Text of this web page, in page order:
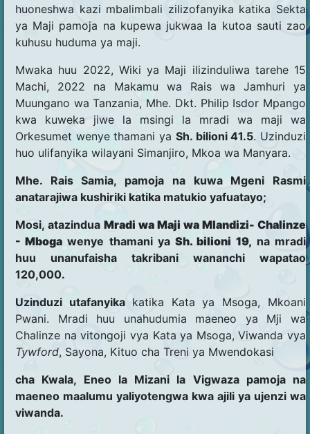
huoneshwa kazi mbalimbali zilizofanyika katika Sekta
ya Maji pamoja na kupewa jukwaa la kutoa sauti zao
kuhusu huduma ya maji.
Mwaka huu 2022, Wiki ya Maji ilizinduliwa tarehe 15
Machi, 2022 na Makamu wa Rais wa Jamhuri ya
Muungano wa Tanzania, Mhe. Dkt. Philip Isdor Mpango
kwa kuweka jiwe la msingi la mradi wa maji wa
Orkesumet wenye thamani ya Sh. bilioni 41.5. Uzinduzi
huo ulifanyika wilayani Simanjiro, Mkoa wa Manyara.
Mhe. Rais Samia, pamoja na kuwa Mgeni Rasmi
anatarajiwa kushiriki katika matukio yafuatayo;
Mosi, atazindua Mradi wa Maji wa Mlandizi- Chalinze
- Mboga wenye thamani yaSh. bilioni 19, na mradi
huu unanufaisha takribani wananchi wapatao
120,000.
Uzinduzi utafanyika katika Kata ya Msoga, Mkoani
Pwani. Mradi huu unahudumia maeneo ya Mji wa
Chalinze na vitongoji vya Kata ya Msoga, Viwanda vya
Tywford, Sayona, Kituo cha Treni ya Mwendokasi
cha Kwala, Eneo la Mizani la Vigwaza pamoja na
maeneo maalumu yaliyotengwa kwa ajili ya ujenzi wa
viwanda.